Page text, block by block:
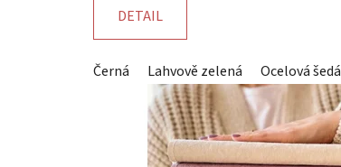
5,0
z
hvězdiček.
DETAIL
Černá Lahvově zelená Ocelová šedá